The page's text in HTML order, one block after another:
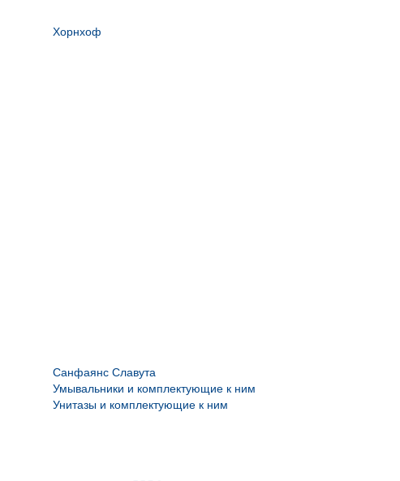
Хорнхоф
Санфаянс Славута
Умывальники и комплектующие к ним
Унитазы и комплектующие к ним